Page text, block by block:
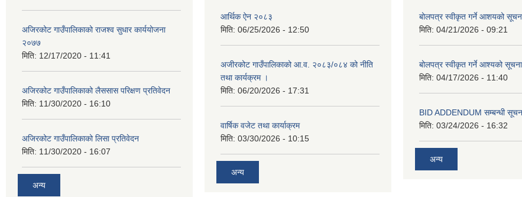
अजिरकोट गाउँपालिकाको राजश्व सुधार कार्ययोजना
२०७७
मिति: 12/17/2020 - 11:41
अजिरकोट गाउँपालिकाको लैससास परिक्षण प्रतिवेदन
मिति: 11/30/2020 - 16:10
अजिरकोट गाउँपालिकाको लिसा प्रतिवेदन
मिति: 11/30/2020 - 16:07
अन्य
आर्थिक ऐन २०८३
मिति: 06/25/2026 - 12:50
अजीरकोट गाउँपालिकाको आ.व. २०८३/०८४ को नीति
तथा कार्यक्रम ।
मिति: 06/20/2026 - 17:31
वार्षिक वजेट तथा कार्याक्रम
मिति: 03/30/2026 - 10:15
अन्य
बोलपत्र स्वीकृत गर्ने आशयको
मिति: 04/21/2026 - 09:21
बोलपत्र स्वीकृत गर्ने आश्यको
मिति: 04/17/2026 - 11:40
BID ADDENDUM सम्बन्धी
मिति: 03/24/2026 - 16:32
अन्य